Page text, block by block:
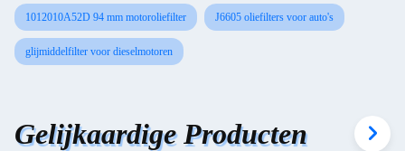
1012010A52D 94 mm motoroliefilter J6605 oliefilters voor auto's
glijmiddelfilter voor dieselmotoren
Gelijkaardige Producten